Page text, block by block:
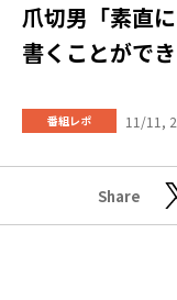
爪切男「素直
書くことができ
番組レポ 11/11,
Share